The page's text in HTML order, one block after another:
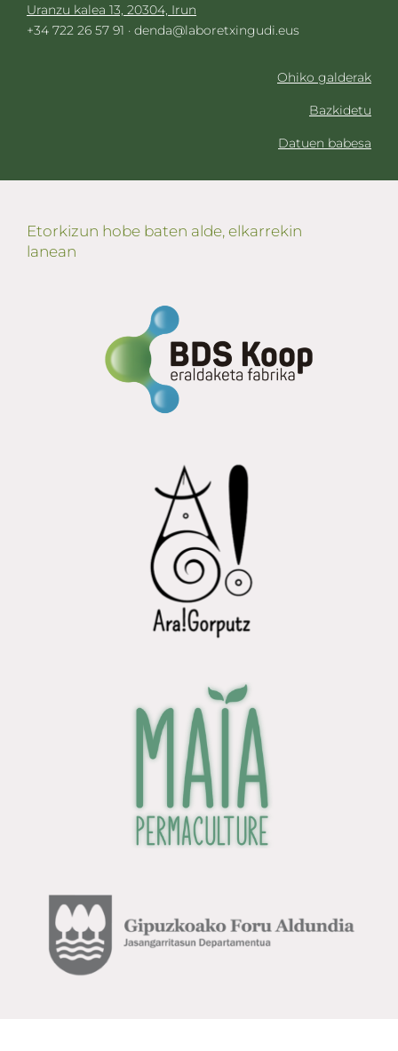
Uranzu kalea 13, 20304, Irun
+34 722 26 57 91 · denda@laboretxingudi.eus
Ohiko galderak
Bazkidetu
Datuen babesa
Etorkizun hobe baten alde, elkarrekin
lanean